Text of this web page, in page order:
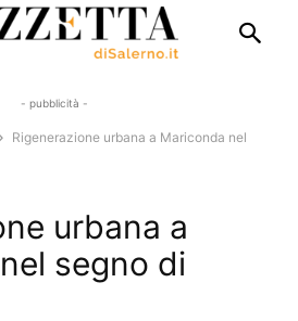
- pubblicità -
Rigenerazione urbana a Mariconda nel
urbana a
segno di